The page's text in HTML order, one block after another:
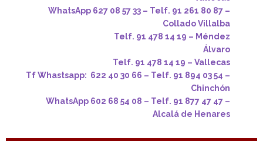
WhatsApp 627 08 57 33 – Telf. 91 261 80 87 –
Collado Villalba
Telf. 91 478 14 19 – Méndez
Álvaro
Telf. 91 478 14 19 – Vallecas
Tf Whastsapp: 622 40 30 66 – Telf. 91 894 03 54 –
Chinchón
WhatsApp 602 68 54 08 – Telf. 91 877 47 47 –
Alcalá de Henares